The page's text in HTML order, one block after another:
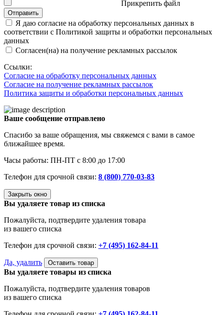
Прикрепить файл
Отправить
Я даю согласие на обработку персональных данных в
соответствии с Политикой защиты и обработки персональных
данных
Согласен(на) на получение рекламных рассылок
Ссылки:
Согласие на обработку персональных данных
Согласие на получение рекламных рассылок
Политика защиты и обработки персональных данных
Ваше сообщение отправлено
Спасибо за ваше обращения, мы свяжемся с вами в самое
ближайшее время.
Часы работы: ПН-ПТ с 8:00 до 17:00
Телефон для срочной связи: 8 (800) 770-03-83
Закрыть окно
Вы удаляете товар из списка
Пожалуйста, подтвердите удаления товара
из вашего списка
Телефон для срочной связи: +7 (495) 162-84-11
Да, удалить Оставить товар
Вы удаляете товары из списка
Пожалуйста, подтвердите удаления товаров
из вашего списка